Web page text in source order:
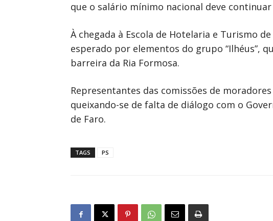
que o salário mínimo nacional deve
À chegada à Escola de Hotelaria e Turismo
esperado por elementos do grupo “Ilhéus”,
barreira da Ria Formosa.
Representantes das comissões de
queixando-se de falta de diálogo com o
de Faro.
TAGS PS